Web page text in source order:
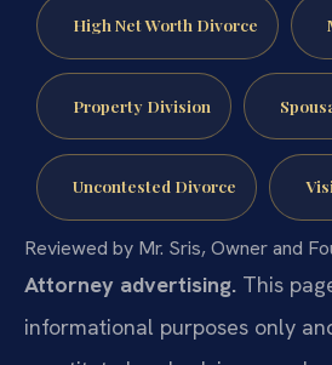
High Net Worth Divorce
Property Division
Uncontested Divorce
Reviewed by Mr. Sris, Owner and
Attorney advertising. This
informational purposes only